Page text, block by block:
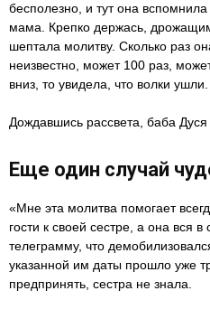
бесполезно, и тут она
мама. Крепко держась,
шептала молитву. Сколько раз
неизвестно, может 100 раз,
вниз, то увидела, что волки ушли.
Дождавшись рассвета, баба
Еще один случай
«Мне эта молитва помогает
гости к своей сестре, а она вся
телеграмму, что
указанной им даты прошло уже
предпринять, сестра не знала.